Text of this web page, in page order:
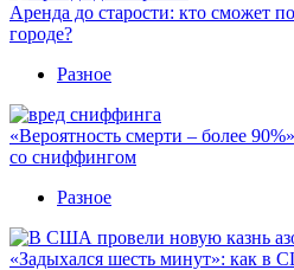
Аренда до старости: кто сможет
городе?
Разное
«Вероятность смерти – более
со сниффингом
Разное
«Задыхался шесть минут»: как в